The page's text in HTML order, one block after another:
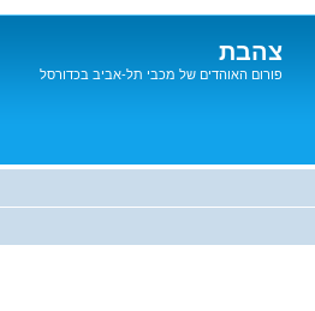
צהבת
פורום האוהדים של מכבי תל-אביב בכדורסל